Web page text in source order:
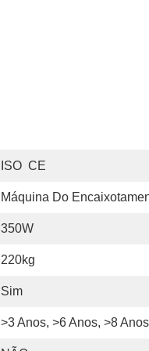
ISO  CE
Máquina Do
350W
220kg
Sim
>3 Anos, >6 Anos, >8 Anos